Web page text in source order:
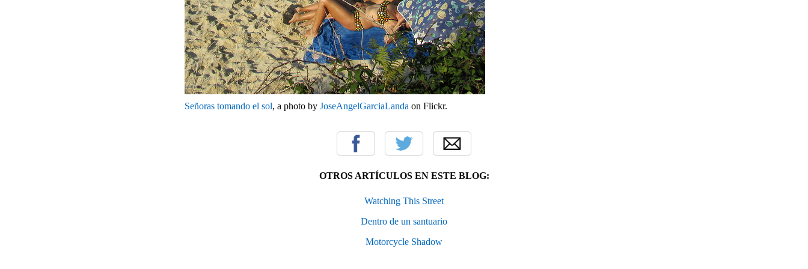
Señoras tomando el sol, a photo by JoseAngelGarciaLanda on Flickr.
OTROS ARTÍCULOS EN ESTE BLOG:
Watching This Street
Dentro de un santuario
Motorcycle Shadow